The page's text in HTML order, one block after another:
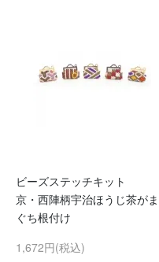
ビーズステッチキット
京・西陣柄宇治ほうじ茶がま
ぐち根付け
1,672円(税込)